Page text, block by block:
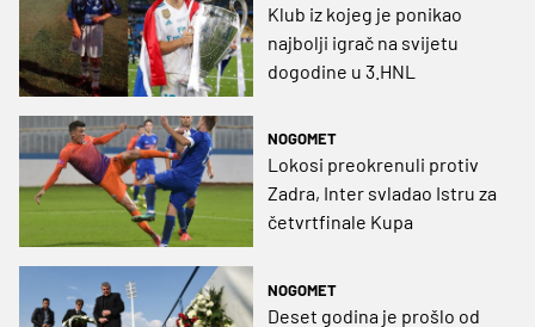
Klub iz kojeg je ponikao
najbolji igrač na svijetu
dogodine u 3.HNL
NOGOMET
Lokosi preokrenuli protiv
Zadra, Inter svladao Istru za
četvrtfinale Kupa
NOGOMET
Deset godina je prošlo od